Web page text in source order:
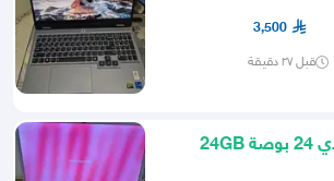
3,500
قبل ٢٧ دقيقة
لبيع iMac M4 وردي 24 بوصة 24GB